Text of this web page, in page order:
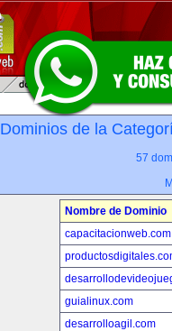
Dominios de la
57
Nombre de Dominio
capacitacionweb.com
guialinux.com
desarrolloagil.com